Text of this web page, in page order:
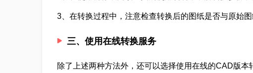
3、在转换过程中，注意检查转换后的图纸是否与原始
三、使用在线转换服务
除了上述两种方法外，还可以选择使用在线的CAD版